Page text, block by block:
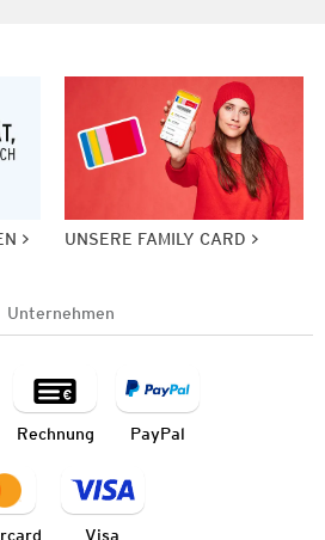
UNSERE FAMILY CARD
Unternehmen
Rechnung PayPal
Visa